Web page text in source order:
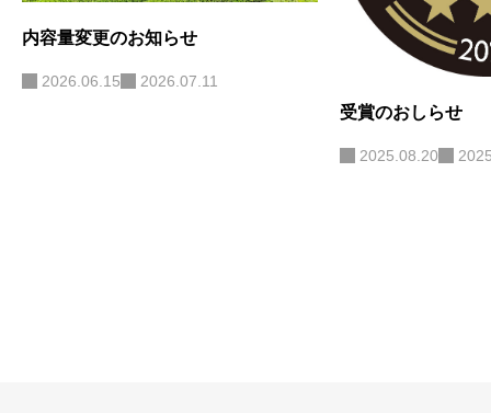
内容量変更のお知らせ
2026.06.15 2026.07.11
受賞のおしらせ
2025.08.20